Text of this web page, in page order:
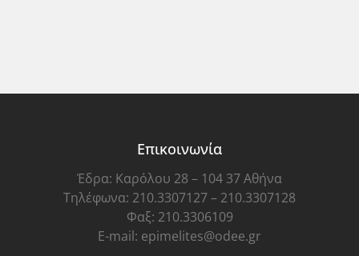
Επικοινωνία
Έδρα: Καρόλου 28 – 104 37 Αθήνα
Τηλέφωνα: 210.3307127 – 210.3307128
Φαξ: 210.3306109
E-mail: epimelites@odee.gr